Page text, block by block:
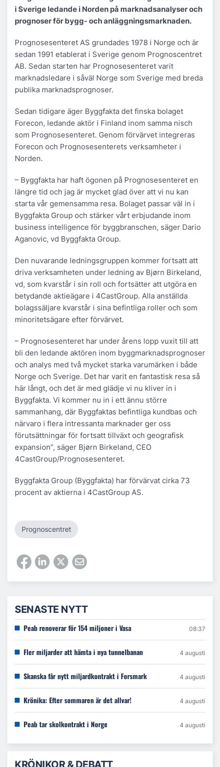
i Sverige ledande i Norden på marknadsanalyser och
prognoser för bygg- och anläggningsmarknaden.
Prognosesenteret AS grundades 1978 i Norge och är
sedan 1991 etablerat i Sverige genom Prognoscentret
AB. Sedan starten har Prognosesenteret varit
marknadsledare i såväl Norge som Sverige med breda
publika marknadsprognoser.
Sedan tidigare äger Byggfakta det finska bolaget
Forecon, ledande aktör i Finland inom samma nisch
som Prognosesenteret. Genom förvärvet integreras
Forecon och Prognosesenterets verksamheter i
Norden.
– Byggfakta har haft ögonen på Prognosesenteret en
längre tid och jag är mycket glad över att vi nu kan
starta vår gemensamma resa. Bolaget passar väl in i
Byggfakta Group och stärker vårt erbjudande inom
business intelligence för byggbranschen, säger Dario
Aganovic, vd Byggfakta Group.
Den nuvarande ledningsgruppen kommer fortsatt att
driva verksamheten under ledning av Bjørn Birkeland,
vd, som kvarstår i sin roll och fortsätter att utgöra en
betydande aktieägare i 4CastGroup. Alla anställda
bolagssäljare kvarstår i sina befintliga roller och som
minoritetsägare efter förvärvet.
– Prognosesenteret har under årens lopp vuxit till att
bli den ledande aktören inom byggmarknadsprognoser
och analys med två mycket starka varumärken i både
Norge och Sverige. Det har varit en fantastisk resa så
här långt, och det är med glädje vi nu kliver in i
Byggfakta. Vi kommer nu in i ett ännu större
sammanhang, där Byggfaktas befintliga kundbas och
närvaro i flera intressanta marknader ger oss
förutsättningar för fortsatt tillväxt och geografisk
expansion”, säger Bjørn Birkeland, CEO
4CastGroup/Prognosesenteret.
Byggfakta Group (Byggfakta) har förvärvat cirka 73
procent av aktierna i 4CastGroup AS.
Prognoscentret
SENASTE NYTT
Peab renoverar för 154 miljoner i Vasa 08:37
Fler miljarder att hämta i nya tunnelbanan 4 augusti
Skanska får nytt miljardkontrakt i Forsmark 4 augusti
Krönika: Efter sommaren är det allvar! 4 augusti
Peab tar skolkontrakt i Norge 4 augusti
KRÖNIKOR & DEBATT